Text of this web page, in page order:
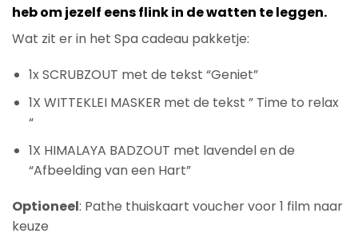
heb om jezelf eens flink in de watten te leggen.
Wat zit er in het Spa cadeau pakketje:
1x SCRUBZOUT met de tekst “Geniet”
1X WITTEKLEI MASKER met de tekst ” Time to relax
“
1X HIMALAYA BADZOUT met lavendel en de
“Afbeelding van een Hart”
Optioneel: Pathe thuiskaart voucher voor 1 film naar
keuze